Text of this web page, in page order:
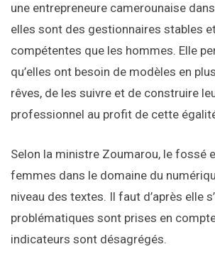
une entrepreneure camerounaise
elles sont des gestionnaires stables
compétentes que les hommes. Elle
qu’elles ont besoin de modèles en
rêves, de les suivre et de construire
professionnel au profit de cette
Selon la ministre Zoumarou, le fossé
femmes dans le domaine du
niveau des textes. Il faut d’après elle
problématiques sont prises en
indicateurs sont désagrégés.